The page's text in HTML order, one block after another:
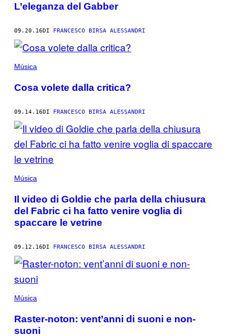
L’eleganza del Gabber
09.20.16DI FRANCESCO BIRSA ALESSANDRI
Música
Cosa volete dalla critica?
09.14.16DI FRANCESCO BIRSA ALESSANDRI
Música
Il video di Goldie che parla della chiusura
del Fabric ci ha fatto venire voglia di
spaccare le vetrine
09.12.16DI FRANCESCO BIRSA ALESSANDRI
Música
Raster-noton: vent’anni di suoni e non-
suoni